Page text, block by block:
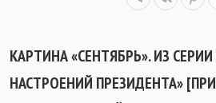
КАРТИНА «СЕНТЯБРЬ». ИЗ
НАСТРОЕНИЙ ПРЕЗИДЕНТА»